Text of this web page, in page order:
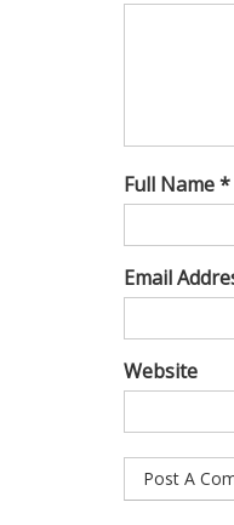
Full Name *
Email
Website